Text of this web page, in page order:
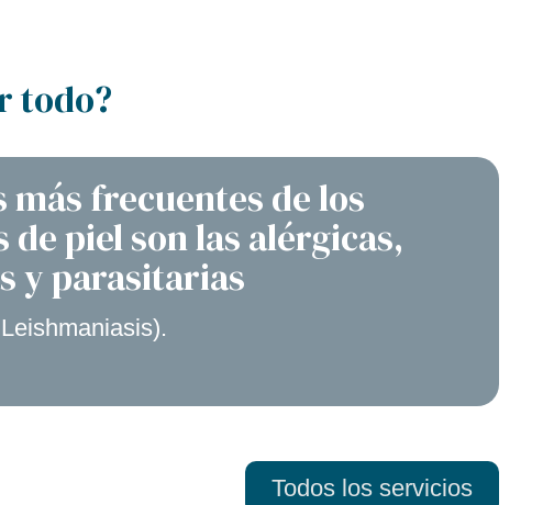
todo?
más frecuentes de los
piel son las alérgicas,
y parasitarias
Todos los servicios